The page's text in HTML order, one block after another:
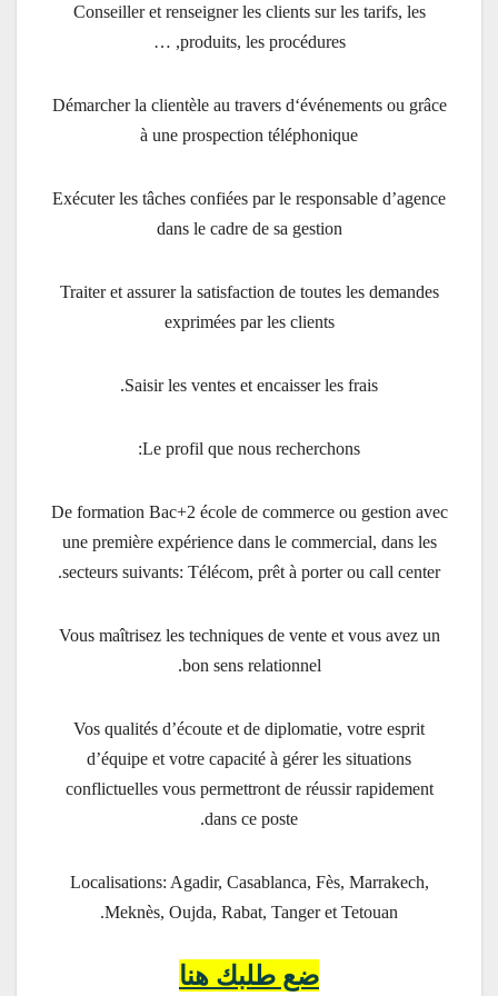
Conseiller et renseigner les clients sur les tarifs, les
produits, les procédures, …
Démarcher la clientèle au travers d‘événements ou grâce
à une prospection téléphonique
Exécuter les tâches confiées par le responsable d’agence
dans le cadre de sa gestion
Traiter et assurer la satisfaction de toutes les demandes
exprimées par les clients
Saisir les ventes et encaisser les frais.
Le profil que nous recherchons:
De formation Bac+2 école de commerce ou gestion avec
une première expérience dans le commercial, dans les
secteurs suivants: Télécom, prêt à porter ou call center.
Vous maîtrisez les techniques de vente et vous avez un
bon sens relationnel.
Vos qualités d’écoute et de diplomatie, votre esprit
d’équipe et votre capacité à gérer les situations
conflictuelles vous permettront de réussir rapidement
dans ce poste.
Localisations: Agadir, Casablanca, Fès, Marrakech,
Meknès, Oujda, Rabat, Tanger et Tetouan.
ضع طلبك هنا